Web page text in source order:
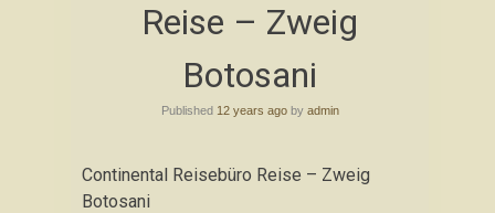
Reise – Zweig
Botosani
Published 12 years agoby admin
Continental Reisebüro Reise – Zweig
Botosani